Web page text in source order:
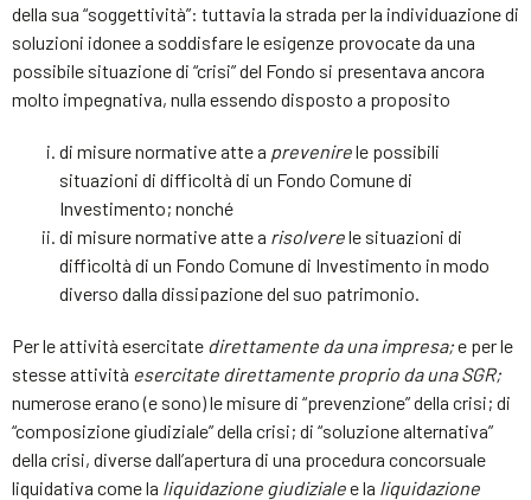
della sua “soggettività”: tuttavia la strada per la individuazione di
soluzioni idonee a soddisfare le esigenze provocate da una
possibile situazione di “crisi” del Fondo si presentava ancora
molto impegnativa, nulla essendo disposto a proposito
di misure normative atte a prevenirele possibili
situazioni di difficoltà di un Fondo Comune di
Investimento; nonché
di misure normative atte a risolverele situazioni di
difficoltà di un Fondo Comune di Investimento in modo
diverso dalla dissipazione del suo patrimonio.
Per le attività esercitate direttamente da una impresa;e per le
stesse attività esercitate direttamente proprio da una SGR;
numerose erano (e sono) le misure di “prevenzione” della crisi; di
“composizione giudiziale” della crisi; di “soluzione alternativa”
della crisi, diverse dall’apertura di una procedura concorsuale
liquidativa come la liquidazione giudizialee la liquidazione